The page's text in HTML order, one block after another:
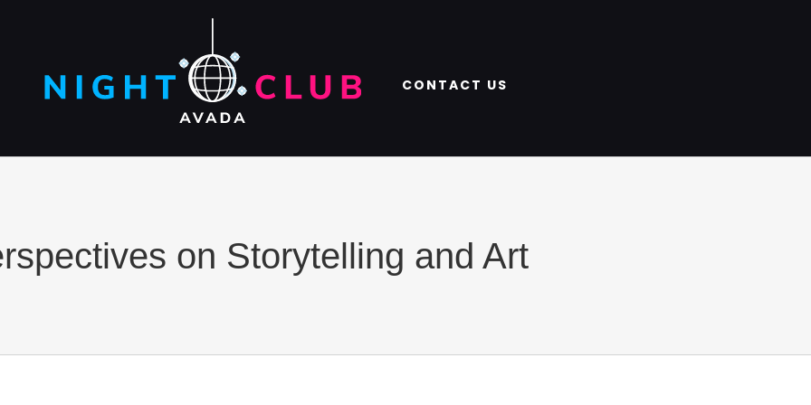
CONTACT US
on Storytelling and Art